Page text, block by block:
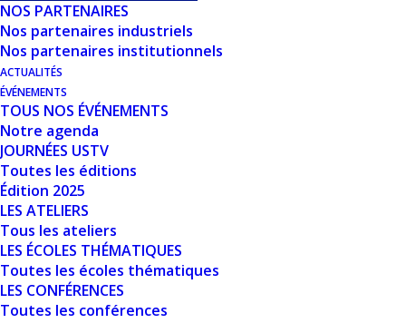
NOS PARTENAIRES
Nos partenaires industriels
Nos partenaires institutionnels
ACTUALITÉS
ÉVÉNEMENTS
TOUS NOS ÉVÉNEMENTS
Notre agenda
JOURNÉES USTV
Toutes les éditions
Édition 2025
LES ATELIERS
Tous les ateliers
LES ÉCOLES THÉMATIQUES
Toutes les écoles thématiques
LES CONFÉRENCES
Toutes les conférences
Télécharger
Nombre de fichiers
Date de création
Dernière mise à
jour
BUBBLE RISING